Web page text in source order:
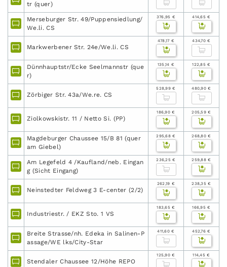
tr (quer)
Merseburger Str. 49/Puppensiedlung/
We.li. CS
376,95 € 414,65 €
Markwerbener Str. 24e/We.li. CS
478,17 € 434,70 €
Dünnhauptstr/Ecke Seelmannstr (que
r)
135,14 € 122,85 €
Zörbiger Str. 43a/We.re. CS
528,99 € 480,90 €
Ziolkowskistr. 11 / Netto Si. (PP)
186,90 € 205,59 €
Magdeburger Chaussee 15/B 81 (quer
am Giebel)
295,68 € 268,80 €
Am Legefeld 4 /Kaufland/neb. Eingan
g (Sicht Eingang)
236,25 € 259,88 €
Neinstedter Feldweg 3 E-center (2/2)
262,19 € 238,35 €
Industriestr. / EKZ Sto. 1 VS
183,65 € 166,95 €
Breite Strasse/nh. Edeka in Salinen-P
assage/WE lks/City-Star
411,60 € 452,76 €
Stendaler Chaussee 12/Höhe REPO
125,90 € 114,45 €